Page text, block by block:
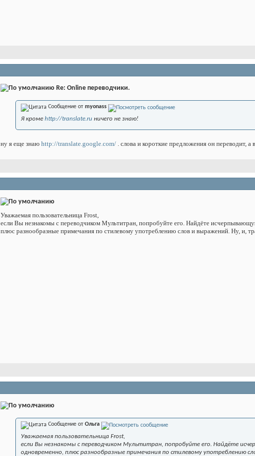
Re: Online переводчики.
Сообщение от myonass
Я кроме http://translate.ru ничего не знаю!
ну я еще знаю http://translate.google.com/ . слова и короткие предложения он переводит, а
Уважаемая пользовательница Frost,
если Вы незнакомы с переводчиком Мультитран, попробуйте его. Найдёте
плюс разнообразные примечания по стилевому употреблению слов и выражений. Ну, и,
Сообщение от Ольга
Уважаемая пользовательница Frost,
если Вы незнакомы с переводчиком Мультитран, попробуйте его. Найдёте
одновременно, плюс разнообразные примечания по стилевому употреблению